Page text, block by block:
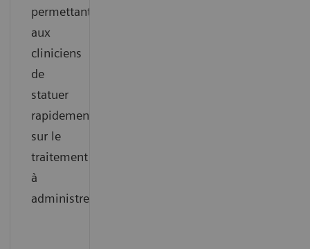
permettant
aux
cliniciens
de
statuer
rapidement
sur le
traitement
à
administrer.